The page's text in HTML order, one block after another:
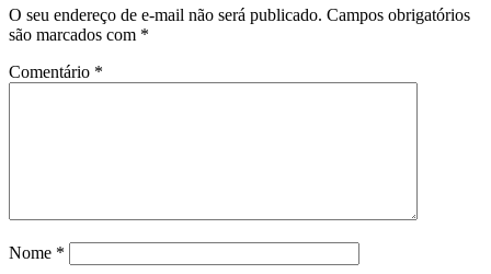
O seu endereço de e-mail não será publicado. Campos obrigatórios
são marcados com *
Comentário *
Nome *